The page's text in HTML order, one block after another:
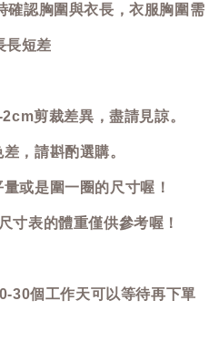
確認胸圍與衣長，衣服胸圍需
長短差
剪裁差異，盡請見諒。
，請斟酌選購。
或是圍一圈的尺寸喔！
寸表的體重僅供參考喔！
30個工作天可以等待再下單